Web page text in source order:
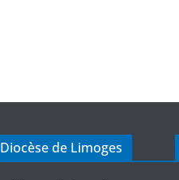
Diocèse de Limoges